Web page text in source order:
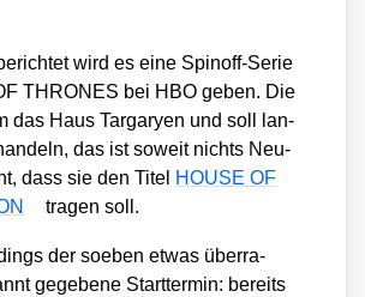
wird es eine Spin­off-Serie
THRONES bei HBO geben. Die
das Haus Tar­ga­ry­en und soll lan­
das ist soweit nichts Neu­
dass sie den Titel HOUSE OF
tra­gen soll.
der soeben etwas über­ra­
gege­be­ne Start­ter­min: bereits